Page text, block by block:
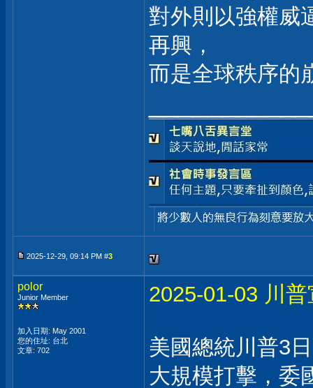
對外則以強權威
再興，
而是全球秩序的
2025-12-29, 09:14 PM #3
polor
Junior Member
加入日期: May 2001
您的住址: 台北
文章: 702
2025-01-03 川
美國總統川普3
大規模打擊，委